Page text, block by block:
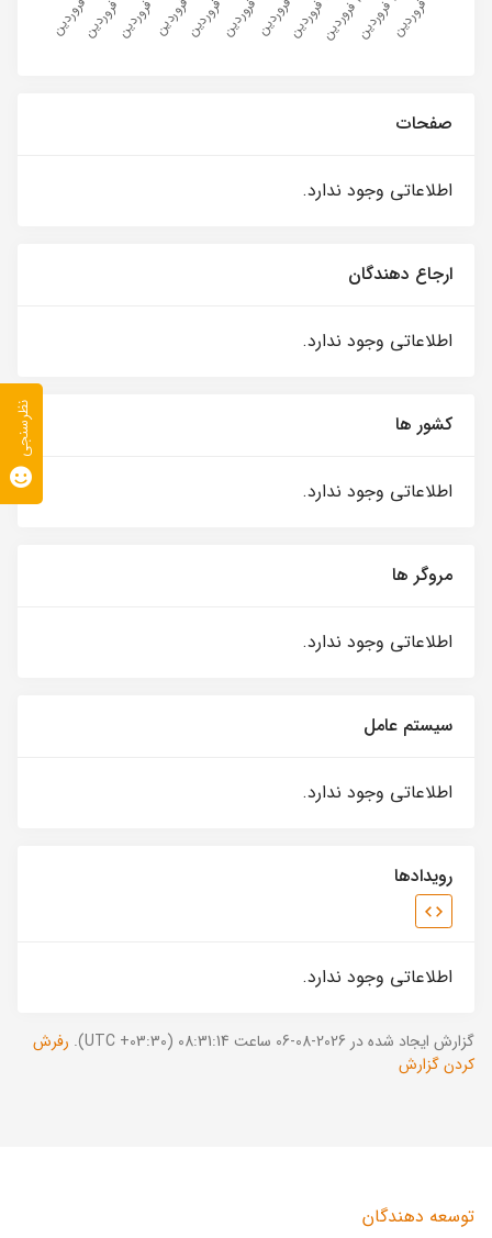
صفحات
اطلاعاتی وجود ندارد.
ارجاع دهندگان
اطلاعاتی وجود ندارد.
کشور ها
اطلاعاتی وجود ندارد.
مروگر ها
اطلاعاتی وجود ندارد.
سیستم عامل
اطلاعاتی وجود ندارد.
رویدادها
اطلاعاتی وجود ندارد.
گزارش ایجاد شده در 2026-08-06 ساعت 08:31:14 (UTC +03:30).
رفرش
کردن گزارش
توسعه دهندگان
نظرسنجی